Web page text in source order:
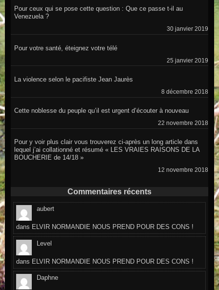
Pour ceux qui se pose cette question : Que ce passe t-il au
Venezuela ?
30 janvier 2019
Pour votre santé, éteignez votre télé
25 janvier 2019
La violence selon le pacifiste Jean Jaurès
8 décembre 2018
Cette noblesse du peuple qu’il est urgent d’écouter à nouveau
22 novembre 2018
Pour y voir plus clair vous trouverez ci-après un long article dans
lequel j’ai collationné et résumé « LES VRAIES RAISONS DE LA
BOUCHERIE de 14/18 »
12 novembre 2018
Commentaires récents
aubert
dans ELVIR NORMANDIE NOUS PREND POUR DES CONS !
Level
dans ELVIR NORMANDIE NOUS PREND POUR DES CONS !
Daphne